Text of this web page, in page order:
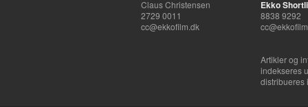
Claus Christensen
2729 0011
cc@ekkofilm.dk
Ekko
8838 9292
Artikler og
indekseres
distribueres